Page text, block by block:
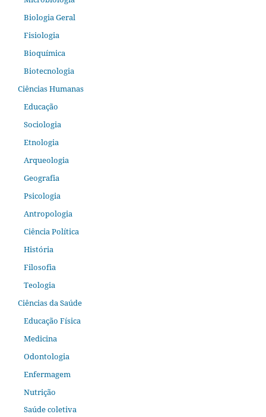
Biologia Geral
Fisiologia
Bioquímica
Biotecnologia
Ciências Humanas
Educação
Sociologia
Etnologia
Arqueologia
Geografia
Psicologia
Antropologia
Ciência Política
História
Filosofia
Teologia
Ciências da Saúde
Educação Física
Medicina
Odontologia
Enfermagem
Nutrição
Saúde coletiva